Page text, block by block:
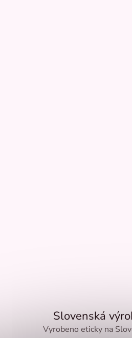
Slovenská
Vyrobeno eticky na